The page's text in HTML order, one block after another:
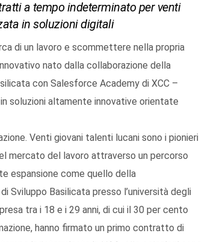
a tempo indeterminato per venti
in soluzioni digitali
di un lavoro e scommettere nella propria
nato dalla collaborazione della
con Salesforce Academy di XCC –
soluzioni altamente innovative orientate
Venti giovani talenti lucani sono i pionieri
mercato del lavoro attraverso un percorso
espansione come quello della
Sviluppo Basilicata presso l’università degli
tra i 18 e i 29 anni, di cui il 30 per cento
hanno firmato un primo contratto di